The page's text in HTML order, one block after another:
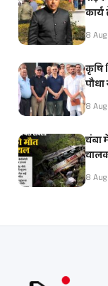
8
कृषि
8
चंबा
8